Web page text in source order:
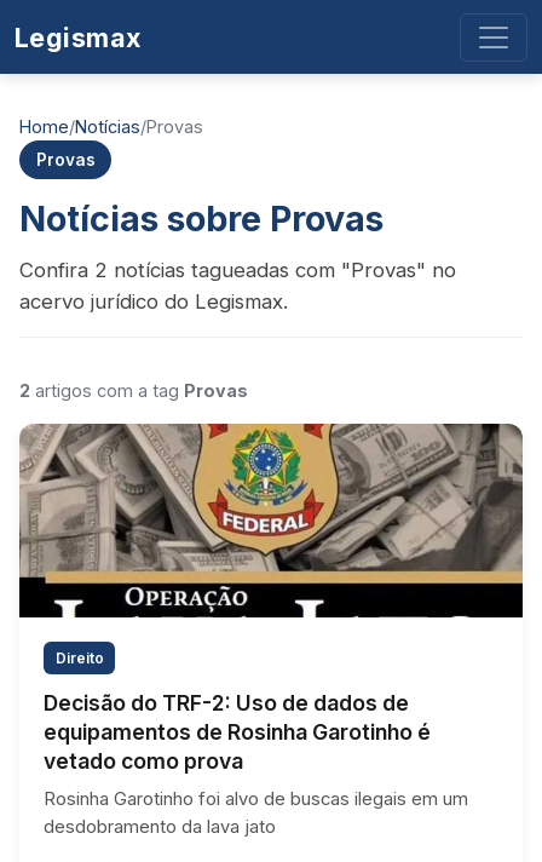
Legismax
Home/Notícias/Provas
Provas
Notícias sobre Provas
Confira 2 notícias tagueadas com "Provas" no
acervo jurídico do Legismax.
2 artigos com a tag Provas
Direito
Decisão do TRF-2: Uso de dados de
equipamentos de Rosinha Garotinho é
vetado como prova
Rosinha Garotinho foi alvo de buscas ilegais em um
desdobramento da lava jato